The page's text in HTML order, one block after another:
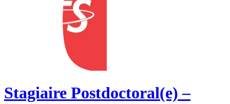
Stagiaire Postdoctoral(e) –